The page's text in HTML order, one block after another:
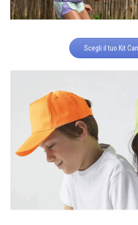
Scegli il tuo Kit